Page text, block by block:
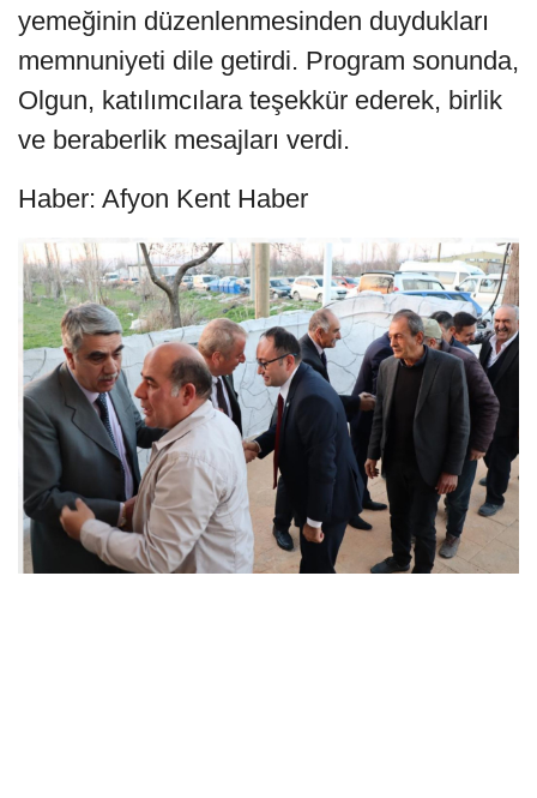
yemeğinin düzenlenmesinden duydukları
memnuniyeti dile getirdi. Program sonunda,
Olgun, katılımcılara teşekkür ederek, birlik
ve beraberlik mesajları verdi.
Haber: Afyon Kent Haber